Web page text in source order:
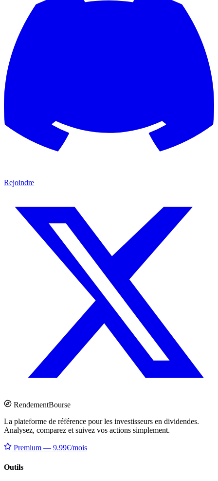
Rejoindre
RendementBourse
La plateforme de référence pour les investisseurs en dividendes.
Analysez, comparez et suivez vos actions simplement.
Premium — 9.99€/mois
Outils